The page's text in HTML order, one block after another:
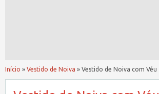
Início » Vestido de Noiva » Vestido de Noiva com Véu